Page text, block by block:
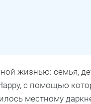
жизнью: семья,
с помощью
местному